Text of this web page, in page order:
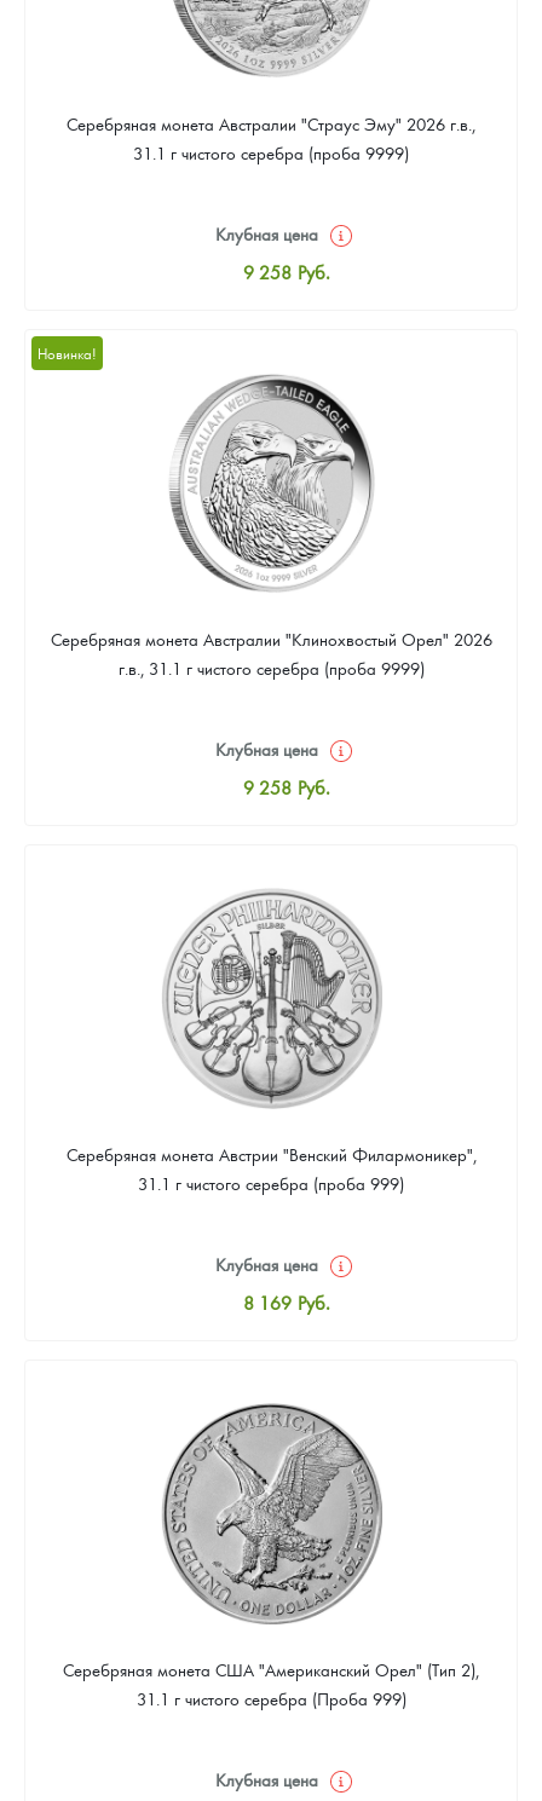
Серебряная монета Австралии "Страус Эму" 2026 г.в.,
31.1 г чистого серебра (проба 9999)
Клубная цена
9 258 Руб.
Цена выкупа
Звоните
Новинка!
Серебряная монета Австралии "Клинохвостый Орел" 2026
г.в., 31.1 г чистого серебра (проба 9999)
Клубная цена
9 258 Руб.
Цена выкупа
Звоните
Серебряная монета Австрии "Венский Филармоникер",
31.1 г чистого серебра (проба 999)
Клубная цена
8 169 Руб.
Цена выкупа
4 901 Руб.
Серебряная монета США "Американский Орел" (Тип 2),
31.1 г чистого серебра (Проба 999)
Клубная цена